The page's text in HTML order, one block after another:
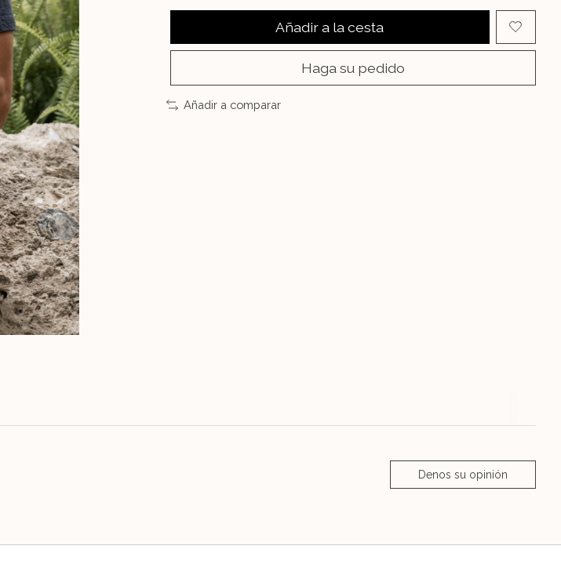
Añadir a la cesta
Haga su pedido
Añadir a comparar
Denos su opinión